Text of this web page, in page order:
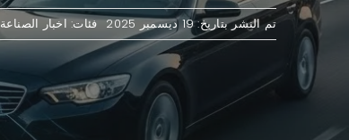
تم النشر بتاريخ: 19 ديسمبر 2025 فئات: اخبار الصناعة